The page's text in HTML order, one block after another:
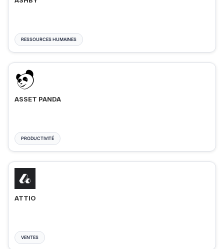
RESSOURCES HUMAINES
ASSET PANDA
PRODUCTIVITÉ
ATTIO
VENTES